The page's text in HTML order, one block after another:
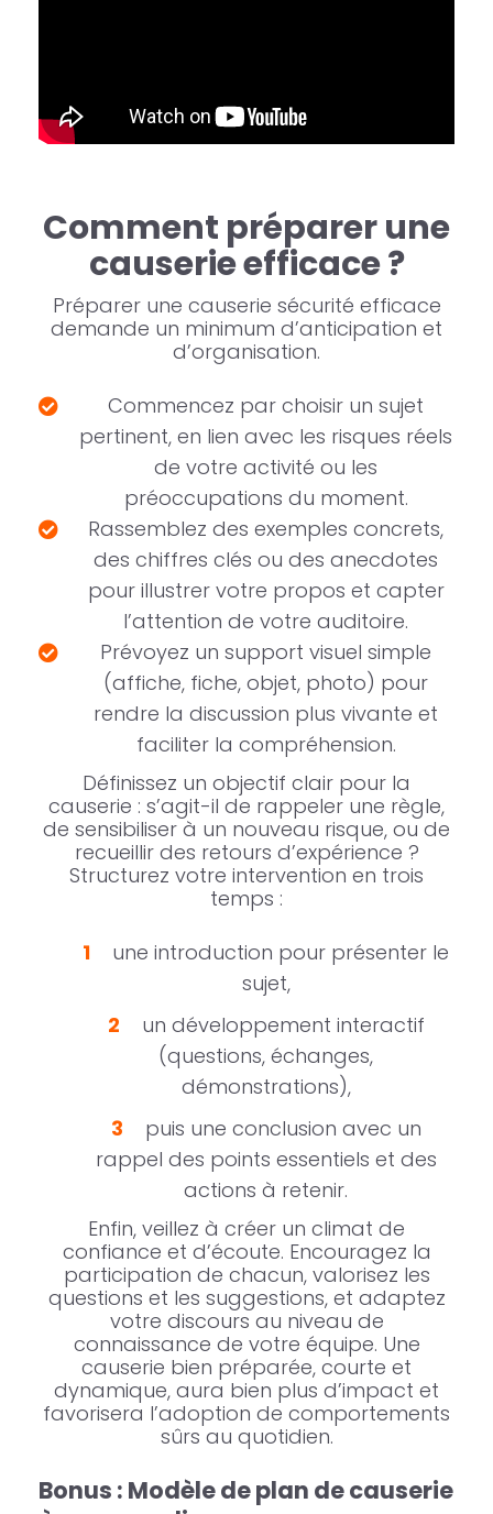
Comment préparer une
causerie efficace ?
Préparer une causerie sécurité efficace
demande un minimum d’anticipation et
d’organisation.
Commencez par choisir un sujet
pertinent, en lien avec les risques réels
de votre activité ou les
préoccupations du moment.
Rassemblez des exemples concrets,
des chiffres clés ou des anecdotes
pour illustrer votre propos et capter
l’attention de votre auditoire.
Prévoyez un support visuel simple
(affiche, fiche, objet, photo) pour
rendre la discussion plus vivante et
faciliter la compréhension.
Définissez un objectif clair pour la
causerie : s’agit-il de rappeler une règle,
de sensibiliser à un nouveau risque, ou de
recueillir des retours d’expérience ?
Structurez votre intervention en trois
temps :
une introduction pour présenter le
sujet,
un développement interactif
(questions, échanges,
démonstrations),
puis une conclusion avec un
rappel des points essentiels et des
actions à retenir.
Enfin, veillez à créer un climat de
confiance et d’écoute. Encouragez la
participation de chacun, valorisez les
questions et les suggestions, et adaptez
votre discours au niveau de
connaissance de votre équipe. Une
causerie bien préparée, courte et
dynamique, aura bien plus d’impact et
favorisera l’adoption de comportements
sûrs au quotidien.
Bonus : Modèle de plan de causerie